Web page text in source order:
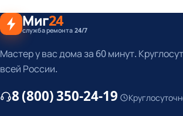
Миг24
служба ремонта 24/7
Мастер у вас дома за 60 минут.
всей России.
8 (800) 350-24-19